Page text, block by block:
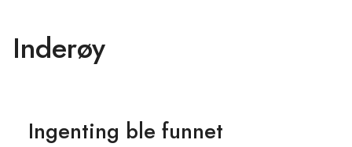
Inderøy
Ingenting ble funnet